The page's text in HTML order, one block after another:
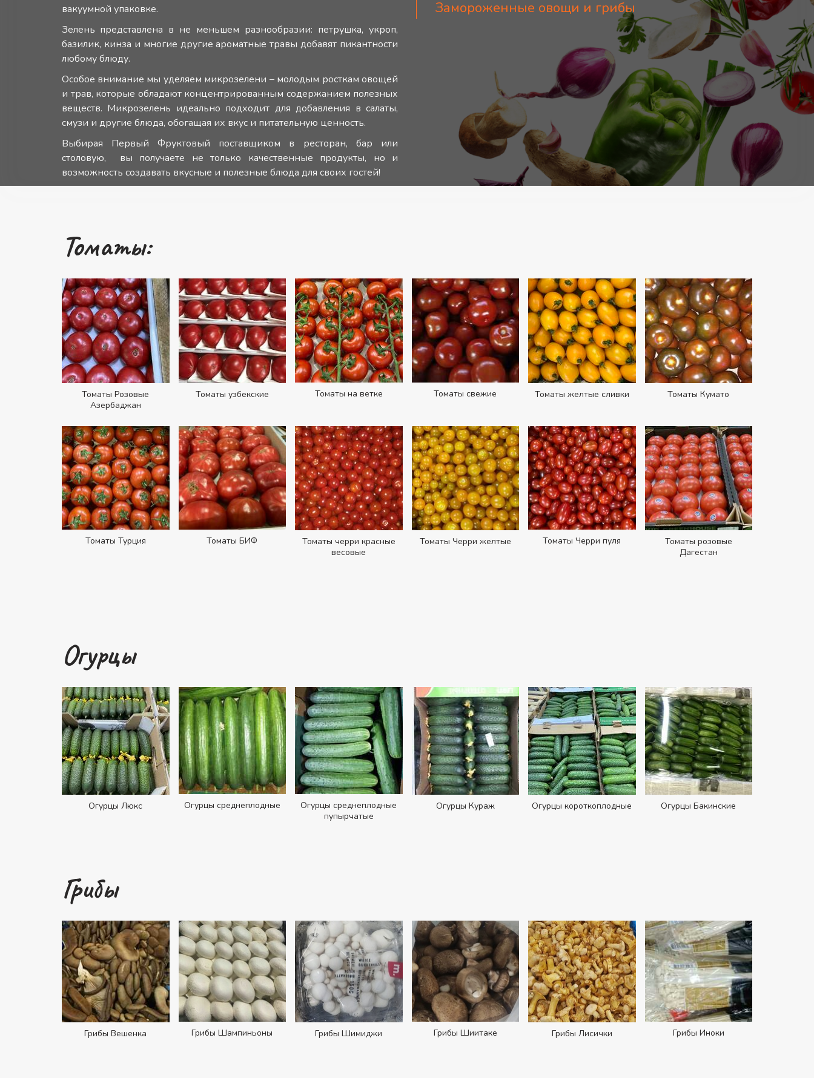
вакуумной упаковке.
Зелень представлена в не меньшем разнообразии: петрушка, укроп,
базилик, кинза и многие другие ароматные травы добавят пикантности
любому блюду.
Особое внимание мы уделяем микрозелени – молодым росткам овощей
и трав, которые обладают концентрированным содержанием полезных
веществ. Микрозелень идеально подходит для добавления в салаты,
смузи и другие блюда, обогащая их вкус и питательную ценность.
Выбирая Первый Фруктовый поставщиком в ресторан, бар или
столовую, вы получаете не только качественные продукты, но и
возможность создавать вкусные и полезные блюда для своих гостей!
Замороженные овощи и грибы
Томаты:
Томаты Розовые
Азербаджан
Томаты узбекские Томаты на ветке Томаты свежие Томаты желтые сливки Томаты Кумато
Томаты Турция Томаты БИФ
Томаты черри красные
весовые
Томаты Черри желтые Томаты Черри пуля
Томаты розовые
Дагестан
Огурцы
Огурцы Люкс Огурцы среднеплодные
Огурцы среднеплодные
пупырчатые
Огурцы Кураж Огурцы короткоплодные Огурцы Бакинские
Грибы
Грибы Вешенка Грибы Шампиньоны Грибы Шимиджи Грибы Шиитаке Грибы Лисички Грибы Иноки